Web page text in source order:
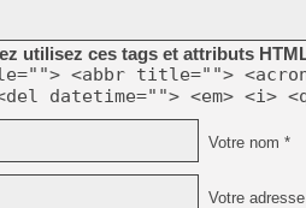
utilisez ces tags et attributs
<abbr title="">
datetime=""> <em> <i>
Votre nom *
Votre